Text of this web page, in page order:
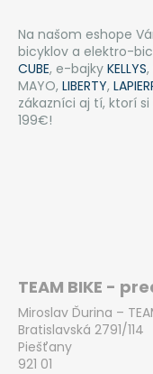
r
ú
č
a
m
€1
238
Na našom eshope
bicyklov a elektro-
CUBE, e-bajky KELLYS,
MAYO, LIBERTY,
zákazníci aj tí, ktorí
199€!
TEAM BIKE -
Miroslav Ďurina –
Bratislavská 2791/114
Piešťany
921 01